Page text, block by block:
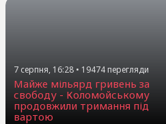
7 серпня, 16:28 • 19474 перегляди
Майже мільярд гривень за
свободу - Коломойському
продовжили тримання під
вартою